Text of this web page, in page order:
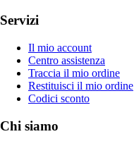
Servizi
Il mio account
Centro assistenza
Traccia il mio ordine
Restituisci il mio ordine
Codici sconto
Chi siamo